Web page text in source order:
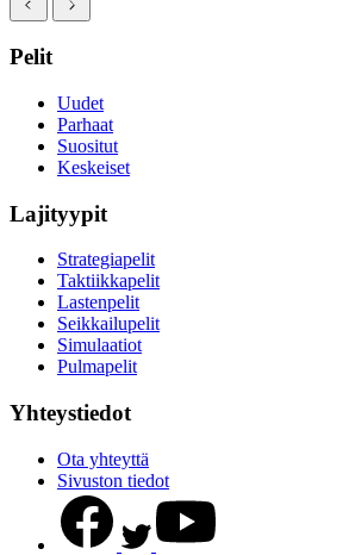
Pelit
Uudet
Parhaat
Suositut
Keskeiset
Lajityypit
Strategiapelit
Taktiikkapelit
Lastenpelit
Seikkailupelit
Simulaatiot
Pulmapelit
Yhteystiedot
Ota yhteyttä
Sivuston tiedot